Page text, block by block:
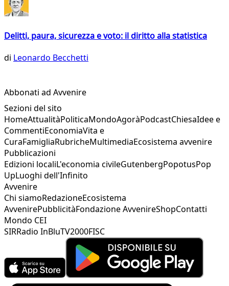
Delitti, paura, sicurezza e voto: il diritto alla statistica
di Leonardo Becchetti
Abbonati ad Avvenire
Sezioni del sito
HomeAttualitàPoliticaMondoAgoràPodcastChiesaIdee e
CommentiEconomiaVita e
CuraFamigliaRubricheMultimediaEcosistema avvenire
Pubblicazioni
Edizioni localiL'economia civileGutenbergPopotusPop
UpLuoghi dell'Infinito
Avvenire
Chi siamoRedazioneEcosistema
AvvenirePubblicitàFondazione AvvenireShopContatti
Mondo CEI
SIRRadio InBluTV2000FISC